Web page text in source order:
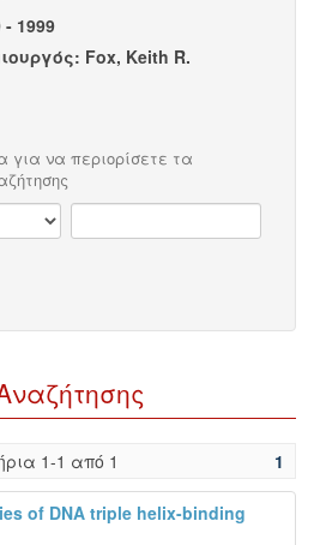
1999
Fox, Keith R.
για να περιορίσετε τα
1-1 από 1 1
of DNA triple helix-binding